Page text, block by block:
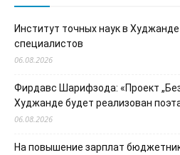
Институт точных наук в
специалистов
06.08.2026
Фирдавс Шарифзода: «Проект
Худжанде будет реализован
06.08.2026
На повышение зарплат